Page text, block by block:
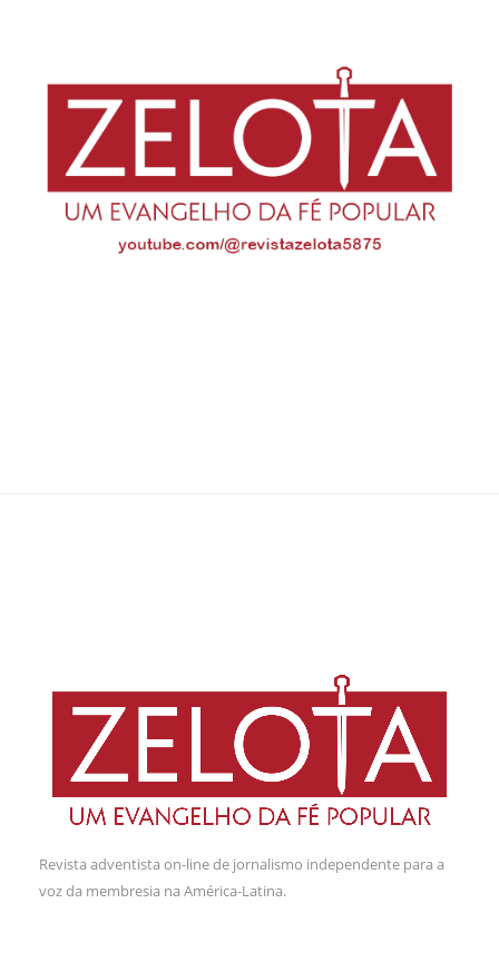
Revista adventista on-line de jornalismo independente para a
voz da membresia na América-Latina.